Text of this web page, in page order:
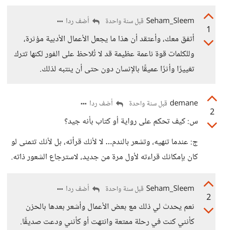
1
Seham_Sleem قبل سنة واحدة أضف ردا
أتفق معك، وأعتقد أن هذا ما يجعل الأعمال الأدبية مؤثرة،
وللكلمات قوة ناعمة عظيمة قد لا تُلاحظ على الفور لكنها تترك
تغييرًا وأثرًا عميقًا بالإنسان دون حتى أن ينتبه لذلك.
2
demane قبل سنة واحدة أضف ردا
س: كيف تحكم على رواية أو كتاب بأنه جيد؟
ج: عندما تنهيه، وتشعر بالندم… لا لأنك قرأته، بل لأنك تتمنى لو
كان بإمكانك قراءته لأول مرة من جديد، لاسترجاع الشعور ذاته.
2
Seham_Sleem قبل سنة واحدة أضف ردا
نعم يحدث لي ذلك مع بعض الأعمال وأشعر بعدها بالحزن
كأنني كنت في رحلة ممتعة وانتهت أو كأنني ودعت صديقًا.